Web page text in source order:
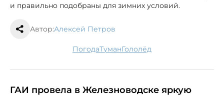
и правильно подобраны для зимних условий.
Автор:Алексей Петров
погода туман гололёд
ГАИ провела в Железноводске яркую